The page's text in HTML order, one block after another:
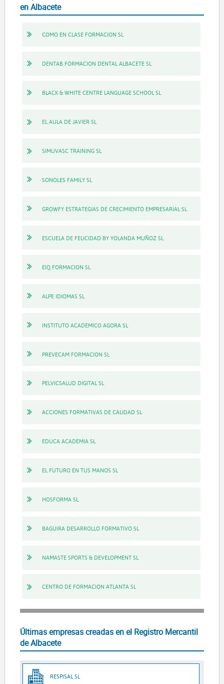
en Albacete
COMO EN CLASE FORMACION SL
DENTAB FORMACION DENTAL ALBACETE SL
BLACK & WHITE CENTRE LANGUAGE SCHOOL SL
EL AULA DE JAVIER SL
SIMUVASC TRAINING SL
SONOLES FAMILY SL
GROWFY ESTRATEGIAS DE CRECIMIENTO EMPRESARIAL SL
ESCUELA DE FELICIDAD BY YOLANDA MUÑOZ SL
EIQ FORMACION SL
ALPE IDIOMAS SL
INSTITUTO ACADEMICO AGORA SL
PREVECAM FORMACION SL
PELVICSALUD DIGITAL SL
ACCIONES FORMATIVAS DE CALIDAD SL
EDUCA ACADEMIA SL
EL FUTURO EN TUS MANOS SL
HOSFORMA SL
BAGUIRA DESARROLLO FORMATIVO SL
NAMASTE SPORTS & DEVELOPMENT SL
CENTRO DE FORMACION ATLANTA SL
Últimas empresas creadas en el Registro Mercantil
de Albacete
RESPISAL SL